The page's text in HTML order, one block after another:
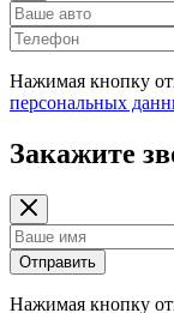
Нажимая кнопку
персональных
Закажите
Отправить
Нажимая кнопку